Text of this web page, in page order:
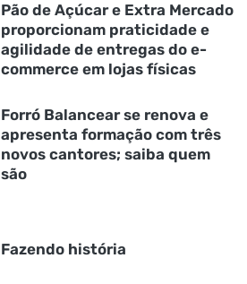
Pão de Açúcar e Extra Mercado
proporcionam praticidade e
agilidade de entregas do e-
commerce em lojas físicas
Forró Balancear se renova e
apresenta formação com três
novos cantores; saiba quem
são
Fazendo história